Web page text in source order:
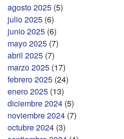
agosto 2025 (5)
julio 2025 (6)
junio 2025 (6)
mayo 2025 (7)
abril 2025 (7)
marzo 2025 (17)
febrero 2025 (24)
enero 2025 (13)
diciembre 2024 (5)
noviembre 2024 (7)
octubre 2024 (3)